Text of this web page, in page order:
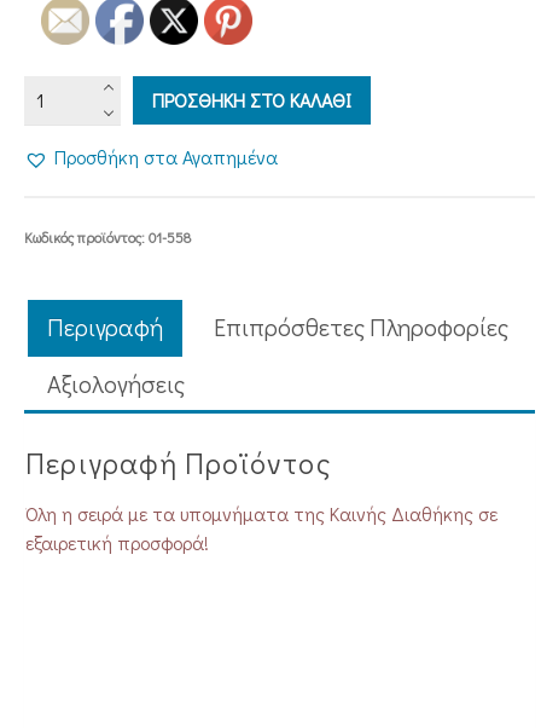
ΥΠΟΜΝΗΜΑΤΑ
ΔΙΑΘΗΚΗΣ
ποσότητα
ΠΡΟΣΘΗΚΗ ΣΤΟ ΚΑΛΑΘΙ
Προσθήκη στα Αγαπημένα
Κωδικός προϊόντος:01-558
Περιγραφή
Επιπρόσθετες Πληροφορίες
Aξιολογήσεις
Περιγραφή Προϊόντος
Όλη η σειρά με τα υπομνήματα της Καινής Διαθήκης σε
εξαιρετική προσφορά!